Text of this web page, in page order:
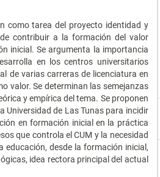
como tarea del proyecto identidad y
contribuir a la formación del valor
inicial. Se argumenta la importancia
en los centros universitarios
de varias carreras de licenciatura en
valor. Se determinan las semejanzas
y empírica del tema. Se proponen
Universidad de Las Tunas para incidir
en formación inicial en la práctica
que controla el CUM y la necesidad
desde la formación inicial,
idea rectora principal del actual